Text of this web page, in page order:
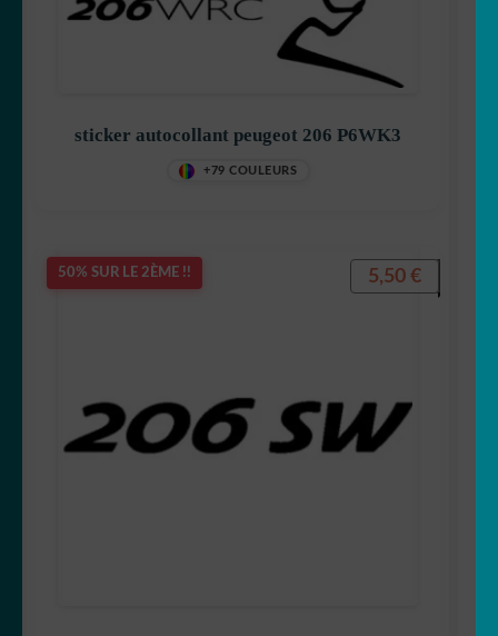
sticker autocollant peugeot 206 P6WK3
+79 COULEURS
50% SUR LE 2ÈME !! 5,50 €